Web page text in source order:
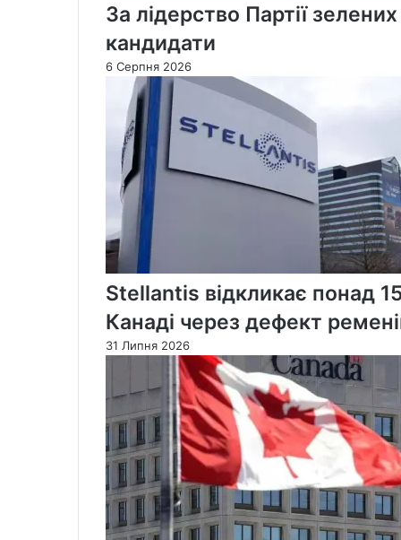
За лідерство Партії
кандидати
6 Серпня 2026
Stellantis відкликає понад
Канаді через дефект
31 Липня 2026